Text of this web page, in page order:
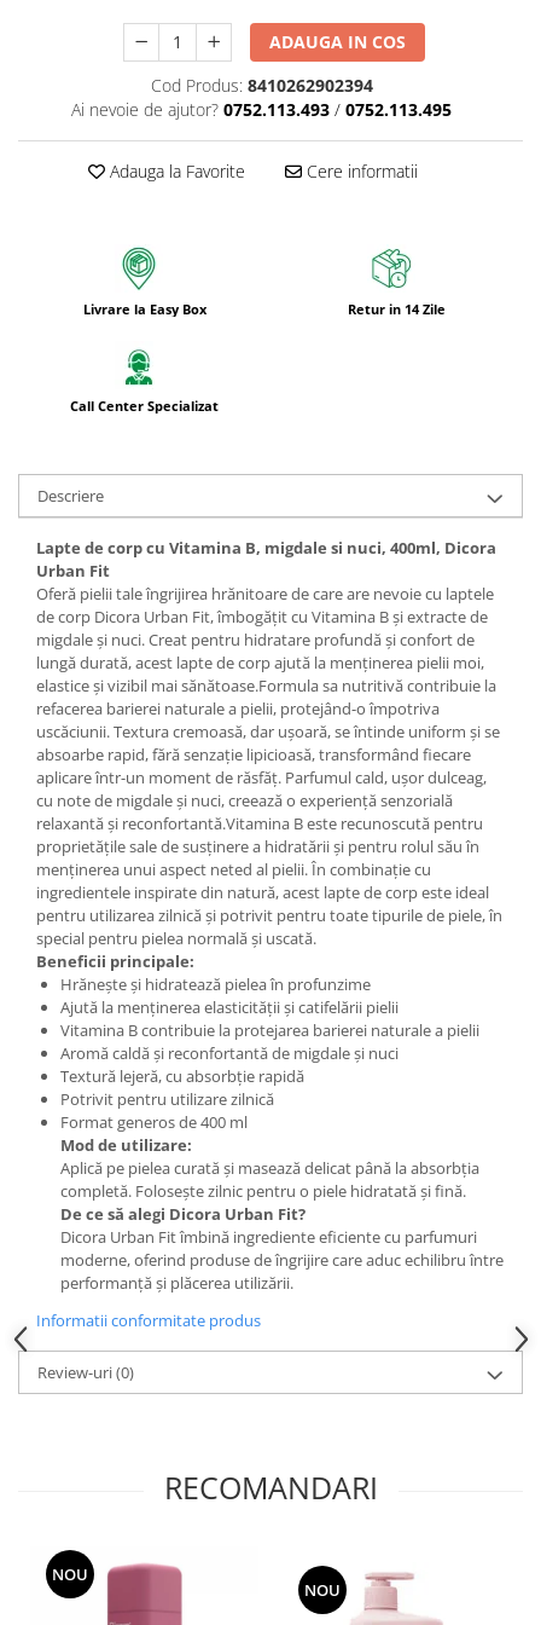
ADAUGA IN COS
Cod Produs: 8410262902394
Ai nevoie de ajutor? 0752.113.493 / 0752.113.495
Adauga la Favorite Cere informatii
Livrare la Easy Box Retur in 14 Zile
Call Center Specializat
Descriere
Lapte de corp cu Vitamina B, migdale si nuci, 400ml, Dicora
Urban Fit
Oferă pielii tale îngrijirea hrănitoare de care are nevoie cu laptele
de corp Dicora Urban Fit, îmbogățit cu Vitamina B și extracte de
migdale și nuci. Creat pentru hidratare profundă și confort de
lungă durată, acest lapte de corp ajută la menținerea pielii moi,
elastice și vizibil mai sănătoase.Formula sa nutritivă contribuie la
refacerea barierei naturale a pielii, protejând-o împotriva
uscăciunii. Textura cremoasă, dar ușoară, se întinde uniform și se
absoarbe rapid, fără senzație lipicioasă, transformând fiecare
aplicare într-un moment de răsfăț. Parfumul cald, ușor dulceag,
cu note de migdale și nuci, creează o experiență senzorială
relaxantă și reconfortantă.Vitamina B este recunoscută pentru
proprietățile sale de susținere a hidratării și pentru rolul său în
menținerea unui aspect neted al pielii. În combinație cu
ingredientele inspirate din natură, acest lapte de corp este ideal
pentru utilizarea zilnică și potrivit pentru toate tipurile de piele, în
special pentru pielea normală și uscată.
Beneficii principale:
Hrănește și hidratează pielea în profunzime
Ajută la menținerea elasticității și catifelării pielii
Vitamina B contribuie la protejarea barierei naturale a pielii
Aromă caldă și reconfortantă de migdale și nuci
Textură lejeră, cu absorbție rapidă
Potrivit pentru utilizare zilnică
Format generos de 400 ml
Mod de utilizare:
Aplică pe pielea curată și masează delicat până la absorbția
completă. Folosește zilnic pentru o piele hidratată și fină.
De ce să alegi Dicora Urban Fit?
Dicora Urban Fit îmbină ingrediente eficiente cu parfumuri
moderne, oferind produse de îngrijire care aduc echilibru între
performanță și plăcerea utilizării.
Informatii conformitate produs
Review-uri(0)
RECOMANDARI
NOU
NOU